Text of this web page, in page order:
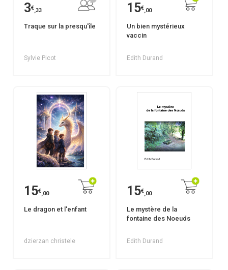
3€,33
Traque sur la presqu'île
Sylvie Picot
15€,00
Un bien mystérieux
vaccin
Edith Durand
15€,00
Le dragon et l'enfant
dzierzan christele
15€,00
Le mystère de la
fontaine des Noeuds
Edith Durand